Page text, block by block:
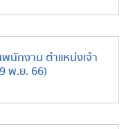
นักงาน ตำแหน่งเจ้า
พ.ย. 66)